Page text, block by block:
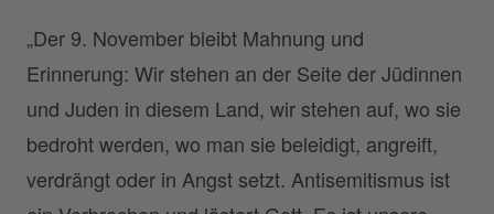
„Der 9. November bleibt Mahnung und
Erinnerung: Wir stehen an der Seite der Jüdinnen
und Juden in diesem Land, wir stehen auf, wo sie
bedroht werden, wo man sie beleidigt, angreift,
verdrängt oder in Angst setzt. Antisemitismus ist